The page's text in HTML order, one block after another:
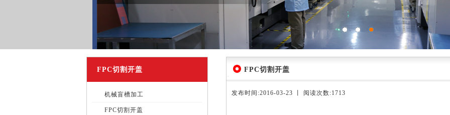
FPC切割开盖
机械盲槽加工
FPC切割开盖
FPC切割开盖
发布时间:2016-03-23 丨 阅读次数:1713